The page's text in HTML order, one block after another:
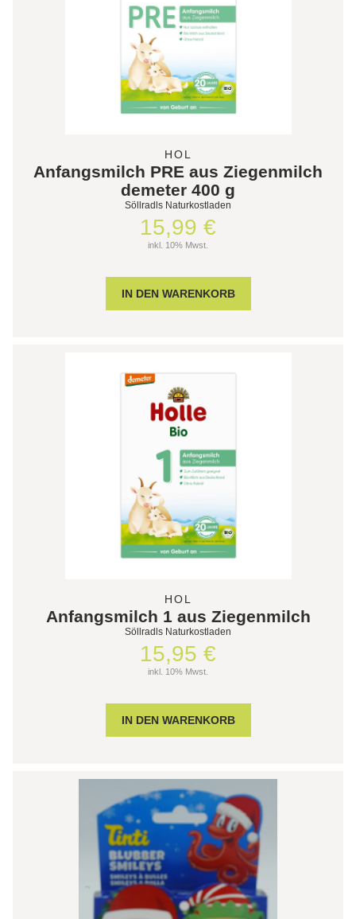
HOL
Anfangsmilch PRE aus Ziegenmilch
demeter 400 g
Söllradls Naturkostladen
15,99 €
inkl. 10% Mwst.
HOL
Anfangsmilch 1 aus Ziegenmilch
Söllradls Naturkostladen
15,95 €
inkl. 10% Mwst.